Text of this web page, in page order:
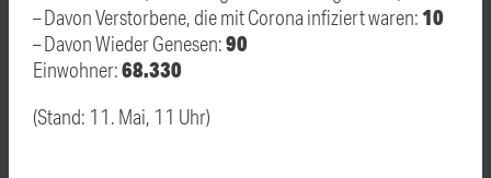
– Davon Verstorbene, die mit Corona infiziert waren:10
– Davon Wieder Genesen:90
Einwohner:68.330
(Stand: 11. Mai, 11 Uhr)